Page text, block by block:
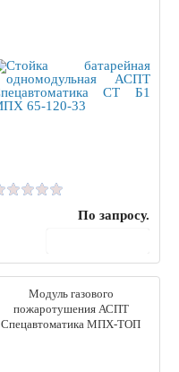
По запросу.
Модуль газового
пожаротушения АСПТ
Спецавтоматика МПХ-ТОП